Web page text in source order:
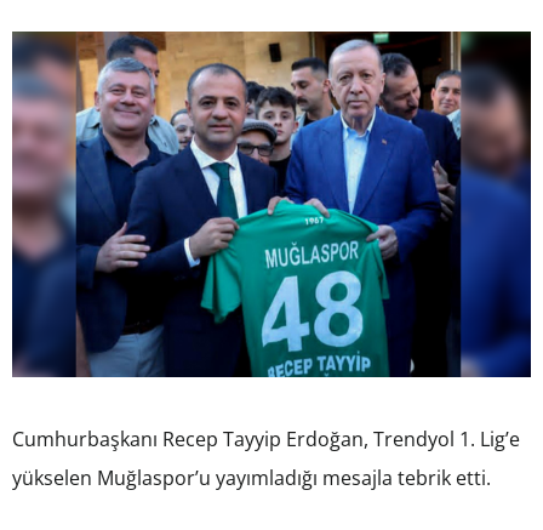
Cumhurbaşkanı Recep Tayyip Erdoğan, Trendyol 1. Lig’e
yükselen Muğlaspor’u yayımladığı mesajla tebrik etti.